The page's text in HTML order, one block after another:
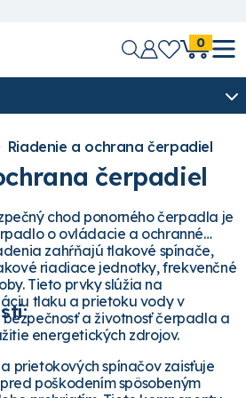
0
Riadenie a ochrana čerpadiel
čerpadiel
chod ponorného čerpadla je
o ovládacie a ochranné
zahŕňajú tlakové spínače,
riadiace jednotky, frekvenčné
Tieto prvky slúžia na
tlaku a prietoku vody v
a životnosť čerpadla a
energetických zdrojov.
prietokových spínačov zaisťuje
poškodením spôsobeným